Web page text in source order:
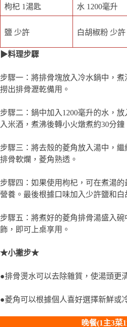
枸杞 1湯匙 水 1200毫升
鹽 少許 白胡椒粉 少許
▶料理步驟
步驟一：將排骨塊放入冷水鍋中，煮
撈出排骨瀝乾備用。
步驟二：鍋中加入1200毫升的水，
入米酒，煮沸後轉小火燉煮約30分
步驟三：將去殼的菱角放入湯中，繼
排骨軟爛，菱角熟透。
步驟四：如果使用枸杞，可在煮湯
營養。最後根據口味加入少許鹽和白
步驟五：將煮好的菱角排骨湯盛入
飾，即可上桌享用。
★小撇步★
●排骨燙水可以去除雜質，使湯頭更
●菱角可以根據個人喜好選擇新鮮或
晚餐(1主3菜